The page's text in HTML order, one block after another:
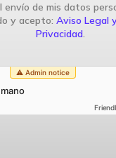
envío de mis datos
y acepto: Aviso Legal
Privacidad.